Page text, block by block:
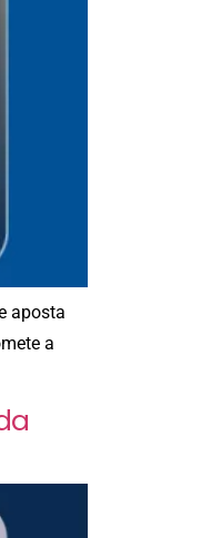
aposta
a